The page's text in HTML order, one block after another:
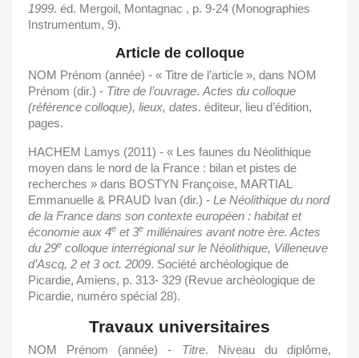
1999. éd. Mergoil, Montagnac , p. 9-24 (Monographies
Instrumentum, 9).
Article de colloque
NOM Prénom (année) - « Titre de l’article », dans NOM
Prénom (dir.) - Titre de l’ouvrage. Actes du colloque
(référence colloque), lieux, dates. éditeur, lieu d’édition,
pages.
HACHEM Lamys (2011) - « Les faunes du Néolithique
moyen dans le nord de la France : bilan et pistes de
recherches » dans BOSTYN Françoise, MARTIAL
Emmanuelle & PRAUD Ivan (dir.) - Le Néolithique du nord
de la France dans son contexte européen : habitat et
économie aux 4e et 3e millénaires avant notre ère. Actes
du 29e colloque interrégional sur le Néolithique, Villeneuve
d’Ascq, 2 et 3 oct. 2009. Société archéologique de
Picardie, Amiens, p. 313- 329 (Revue archéologique de
Picardie, numéro spécial 28).
Travaux universitaires
NOM Prénom (année) - Titre. Niveau du diplôme,